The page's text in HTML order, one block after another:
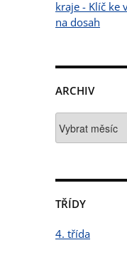
ARCHIV
TŘÍDY
4. třída